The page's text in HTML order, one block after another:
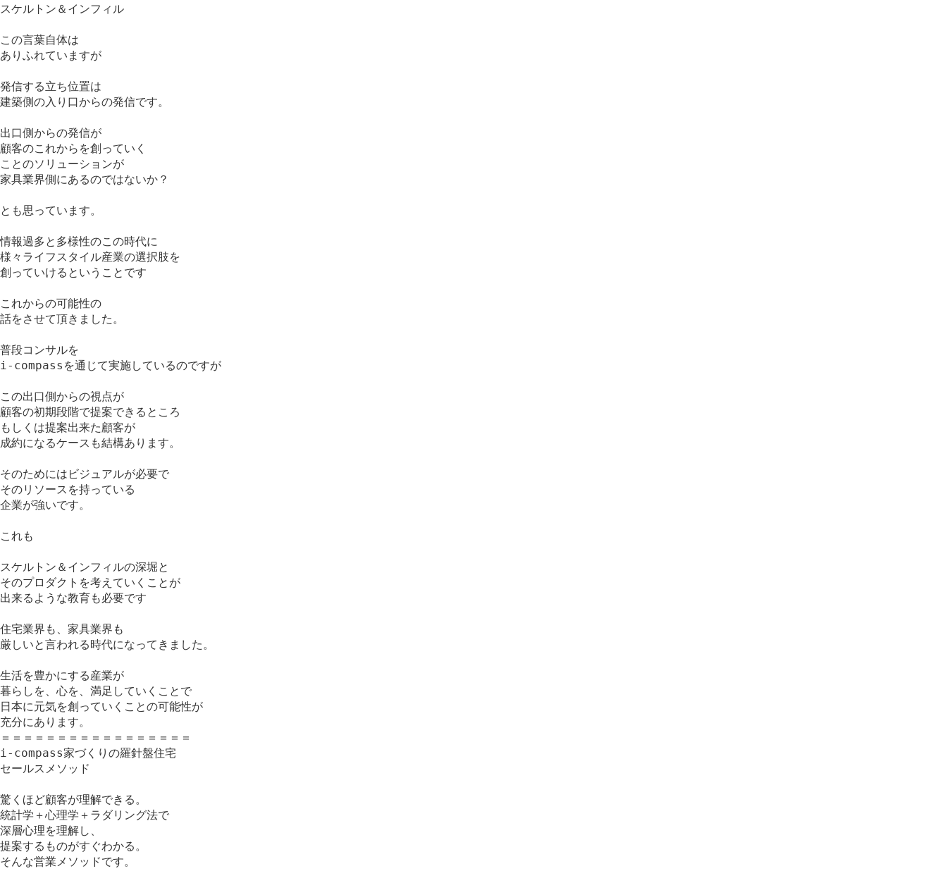
スケルトン＆インフィル
この言葉自体は
ありふれていますが
発信する立ち位置は
建築側の入り口からの発信です。
出口側からの発信が
顧客のこれからを創っていく
ことのソリューションが
家具業界側にあるのではないか？
とも思っています。
情報過多と多様性のこの時代に
様々ライフスタイル産業の選択肢を
創っていけるということです
これからの可能性の
話をさせて頂きました。
普段コンサルを
i-compassを通じて実施しているのですが
この出口側からの視点が
顧客の初期段階で提案できるところ
もしくは提案出来た顧客が
成約になるケースも結構あります。
そのためにはビジュアルが必要で
そのリソースを持っている
企業が強いです。
これも
スケルトン＆インフィルの深堀と
そのプロダクトを考えていくことが
出来るような教育も必要です
住宅業界も、家具業界も
厳しいと言われる時代になってきました。
生活を豊かにする産業が
暮らしを、心を、満足していくことで
日本に元気を創っていくことの可能性が
充分にあります。
＝＝＝＝＝＝＝＝＝＝＝＝＝＝＝＝＝
i-compass家づくりの羅針盤住宅
セールスメソッド
驚くほど顧客が理解できる。
統計学＋心理学＋ラダリング法で
深層心理を理解し、
提案するものがすぐわかる。
そんな営業メソッドです。